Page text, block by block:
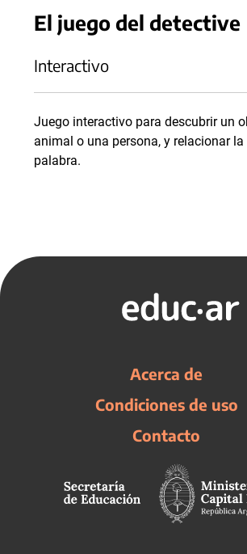
El juego del detective
Interactivo
Juego interactivo para descubrir un
animal o una persona, y relacionar
palabra.
Acerca de
Condiciones de uso
Contacto